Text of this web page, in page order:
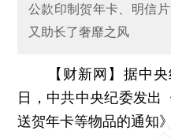
公款印制贺年卡、明信
又助长了奢靡之风
【财新网】 据中
日，中共中央纪委发出
送贺年卡等物品的通知